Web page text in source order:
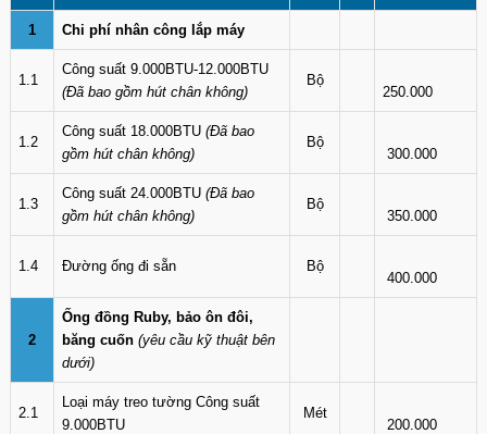
1 Chi phí nhân công lắp máy
1.1
Công suất 9.000BTU-12.000BTU
(Đã bao gồm hút chân không)
Bộ
250.000
1.2
Công suất 18.000BTU (Đã bao
gồm hút chân không)
Bộ
300.000
1.3
Công suất 24.000BTU (Đã bao
gồm hút chân không)
Bộ
350.000
1.4 Đường ống đi sẵn Bộ
400.000
2
Ống đồng Ruby, bảo ôn đôi,
băng cuốn (yêu cầu kỹ thuật bên
dưới)
2.1
Loại máy treo tường Công suất
9.000BTU
Mét
200.000